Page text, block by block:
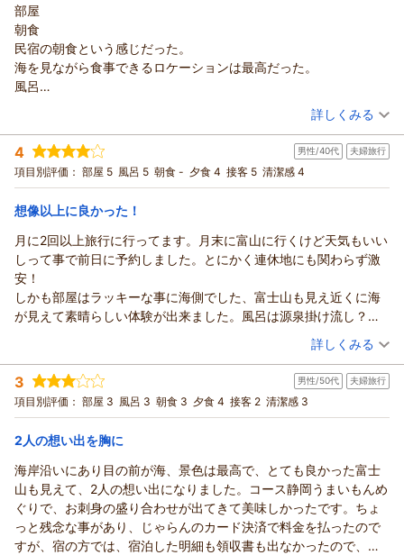
部屋
朝食
民宿の朝食という感じだった。
海を見ながら食事できるロケーションは最高だった。
風呂
ダイバーが外からアクセスできるように開放的になってなってい
立て付けが悪く、連絡路の扉に鍵がかかり締め出されたのは悪い
思い出。
普段ダイバーが使っているお風呂を間借りしているという精神で
接客サービス
民宿のスタッフという感じで暖かかった。
バスタオル有料なのに気付かずフェイスタオルで凌いでしまっ
た。
清潔感
年季が入っているのでそれなりだと思っておいた方が吉。
大瀬崎行くまでの道のりより一層道が狭く急勾配なので、運転に
自信がない人はやめた方が良い。
（投稿日：2026/03/30）
宿泊時期： 2026年03月宿泊 (友達旅行)
投稿者： クリヲさん
宿泊プラン： ◎のんびりしたい方最適◎◎[ふじ春旅＊静岡うまいもんめぐ
り]素泊まり朝食付きプラン
和室 朝のみ
宿泊価格帯： 7,001～8,000円(大人一人あたり/税込)
詳しくみる
4 男性/40代 夫婦旅行
項目別評価： 部屋 5 風呂 5 朝食 - 夕食 4 接客 5 清潔感 4
想像以上に良かった！
月に2回以上旅行に行ってます。月末に富山に行くけど天気もいい
しって事で前日に予約しました。とにかく連休地にも関わらず激
安！
しかも部屋はラッキーな事に海側でした、富士山も見え近くに海
が見えて素晴らしい体験が出来ました。風呂は源泉掛け流し？で
湯量も凄く熱かったです、水を入れてもすぐに45度ぐらい？って
感じになりましたが湯質はほんとに最高でした。布団もふわふわ
で熟睡できたし、共同トイレもウォシュレットで嬉しかったで
す。
夕飯は小鉢と刺身がありました。その中にミニハンバーグがあり
と感じました。日本酒はワンカップしかなく残念。でも日本酒は
保存が難しいので値段を維持する為にはしょうがないと分かりま
す。
ダイバーが沢山泊まる民宿ですがまた行きたくなりました。
接客も綺麗な方が多く丁寧でした
（投稿日：2026/03/22）
宿泊時期： 2026年03月宿泊 (夫婦旅行)
投稿者： kmさん(男性/40代)
宿泊プラン： ＠朝の～んびりしたい方は、、１泊夕食付プラン＠
夕のみ
宿泊価格帯： 7,001～8,000円(大人一人あたり/税込)
詳しくみる
3 男性/50代 夫婦旅行
項目別評価： 部屋 3 風呂 3 朝食 3 夕食 4 接客 2 清潔感 3
2人の想い出を胸に
海岸沿いにあり目の前が海、景色は最高で、とても良かった富士
山も見えて、2人の想い出になりました。コース静岡うまいもんめ
ぐりで、お刺身の盛り合わせが出てきて美味しかったです。ちょ
っと残念な事があり、じゃらんのカード決済で料金を払ったので
すが、宿の方では、宿泊した明細も領収書も出なかったので、宿